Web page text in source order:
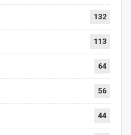
132
113
64
56
44